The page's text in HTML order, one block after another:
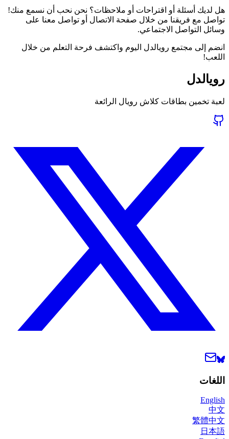
هل لديك أسئلة أو اقتراحات أو ملاحظات؟ نحن نحب أن نسمع منك!
تواصل مع فريقنا من خلال صفحة الاتصال أو تواصل معنا على
وسائل التواصل الاجتماعي.
انضم إلى مجتمع رويالدل اليوم واكتشف فرحة التعلم من خلال
اللعب!
رويالدل
لعبة تخمين بطاقات كلاش رويال الرائعة
اللغات
English
中文
繁體中文
日本語